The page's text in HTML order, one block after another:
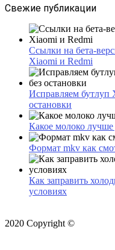
Свежие публикации
Ссылки на бета-
Xiaomi и Redmi
Исправляем бутлуп
остановки
Какое молоко
Формат mkv как
Как заправить
условиях
2020 Copyright ©